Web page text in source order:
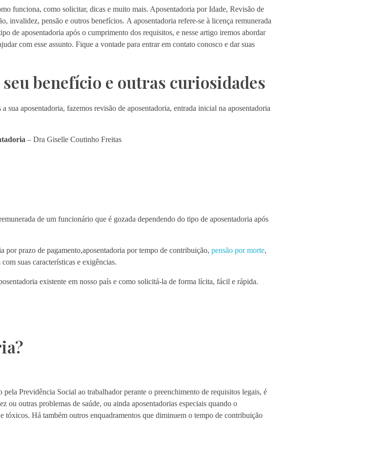
funciona, como solicitar, dicas e muito mais. Aposentadoria por Idade, Revisão de
invalidez, pensão e outros benefícios. A aposentadoria refere-se à licença remunerada
de aposentadoria após o cumprimento dos requisitos, e nesse artigo iremos abordar
com esse assunto. Fique a vontade para entrar em contato conosco e dar suas
benefício e outras curiosidades
sua aposentadoria, fazemos revisão de aposentadoria, entrada inicial na aposentadoria
– Dra Giselle Coutinho Freitas
de um funcionário que é gozada dependendo do tipo de aposentadoria após
por prazo de pagamento,aposentadoria por tempo de contribuição, pensão por morte,
suas características e exigências.
existente em nosso país e como solicitá-la de forma lícita, fácil e rápida.
Previdência Social ao trabalhador perante o preenchimento de requisitos legais, é
ou outras problemas de saúde, ou ainda aposentadorias especiais quando o
tóxicos. Há também outros enquadramentos que diminuem o tempo de contribuição